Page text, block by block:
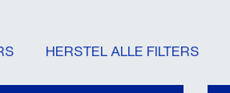
HERSTEL ALLE FILTERS